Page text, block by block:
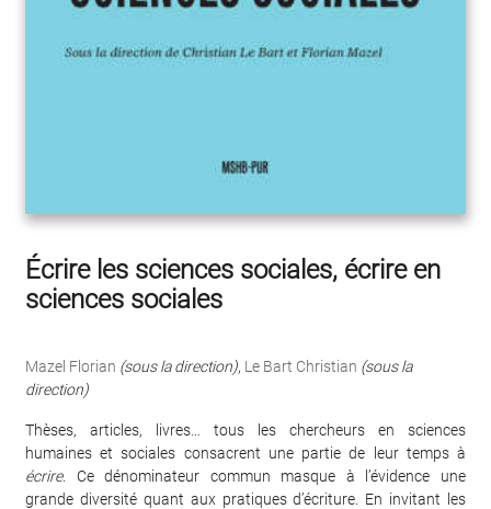
Écrire les sciences sociales, écrire en
sciences sociales
Mazel Florian (sous la direction), Le Bart Christian (sous la
direction)
Thèses, articles, livres… tous les chercheurs en sciences
humaines et sociales consacrent une partie de leur temps à
écrire. Ce dénominateur commun masque à l’évidence une
grande diversité quant aux pratiques d’écriture. En invitant les